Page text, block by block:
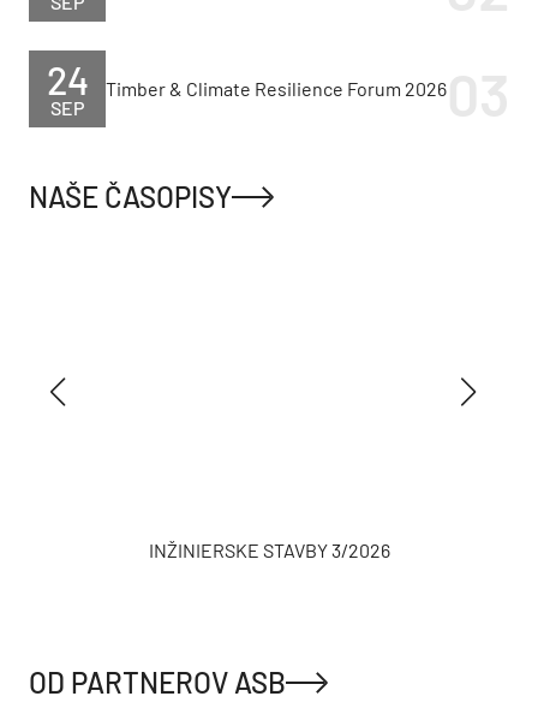
SEP
24 Timber & Climate Resilience Forum 2026
NAŠE ČASOPISY
INŽINIERSKE STAVBY 3/2026
OD PARTNEROV ASB